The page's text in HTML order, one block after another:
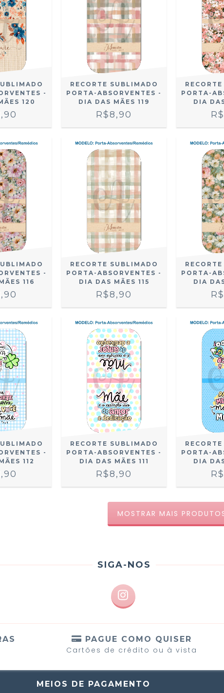
-
120
RECORTE SUBLIMADO
PORTA-ABSORVENTES -
DIA DAS MÃES 119
R$8,90
PORTA-
DIA
-
116
RECORTE SUBLIMADO
PORTA-ABSORVENTES -
DIA DAS MÃES 115
R$8,90
PORTA-
DIA
-
112
RECORTE SUBLIMADO
PORTA-ABSORVENTES -
DIA DAS MÃES 111
R$8,90
PORTA-
DIA
MOSTRAR MAIS
SIGA-NOS
PAGUE COMO QUISER
Cartões de crédito ou à vista
MEIOS DE PAGAMENTO